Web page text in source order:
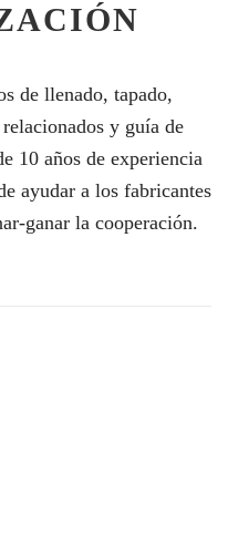
de llenado, tapado,
y guía de
10 años de experiencia
ayudar a los fabricantes
ganar la cooperación.